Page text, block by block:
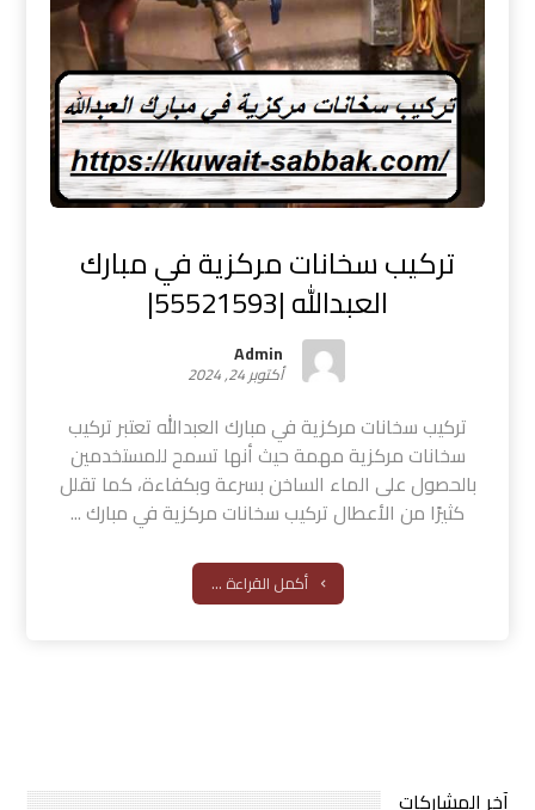
تركيب سخانات مركزية في مبارك
العبدالله |55521593|
Admin
أكتوبر 24, 2024
تركيب سخانات مركزية في مبارك العبدالله تعتبر تركيب
سخانات مركزية مهمة حيث أنها تسمح للمستخدمين
بالحصول على الماء الساخن بسرعة وبكفاءة، كما تقلل
كثيرًا من الأعطال تركيب سخانات مركزية في مبارك ...
أكمل القراءة ...
آخر المشاركات